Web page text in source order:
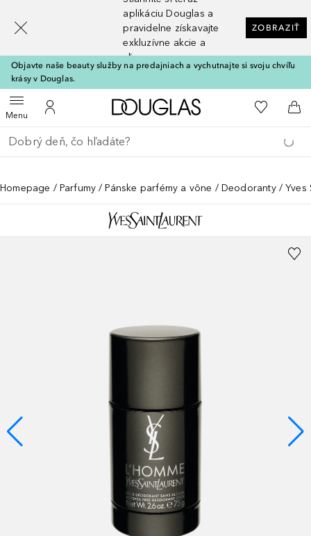
aplikáciu Douglas a
pravidelne získavajte
exkluzívne akcie a
zľavy
ZOBRAZIŤ
Objavte naše beauty služby na predajniach a vychutnajte si svoju chvíľu
krásy v Douglas.
MenuOtvoriť menuDo môjho účtu
Domov Do môjho
Do
Choď späť
Vykonajte vyhľadávanie
Homepage Parfumy Pánske parfémy a vône Deodoranty Yves
[navigation.slideout.screenreader]